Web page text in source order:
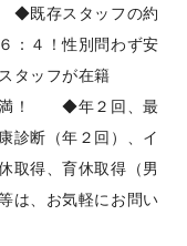
◆既存スタッフの約
４！性別問わず安
ッフが在籍
満！ ◆年２回、最
断（年２回）、イ
得、育休取得（男
、お気軽にお問い